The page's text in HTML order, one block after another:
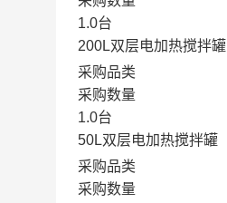
1.0台
200L双层电加热搅拌罐
采购品类
采购数量
1.0台
50L双层电加热搅拌罐
采购品类
采购数量